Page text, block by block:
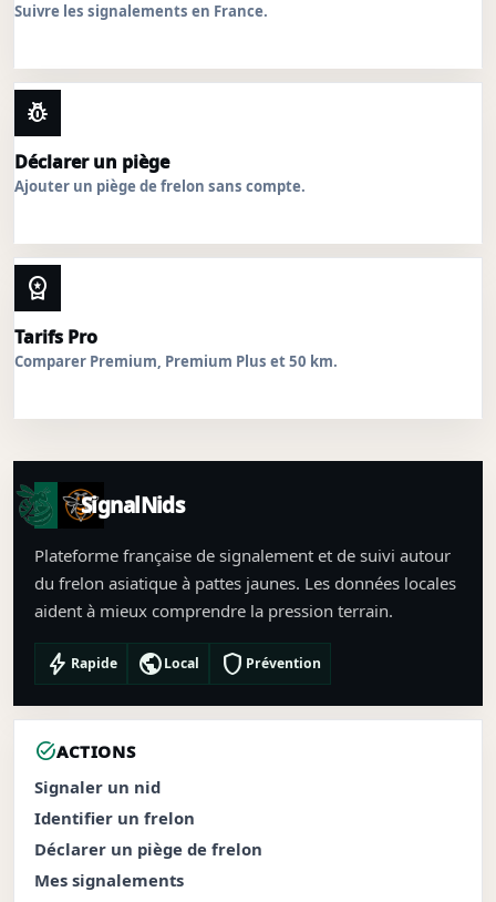
Suivre les signalements en France.
pest_control
Déclarer un piège
Ajouter un piège de frelon sans compte.
workspace_premium
Tarifs Pro
Comparer Premium, Premium Plus et 50 km.
SignalNids
Plateforme française de signalement et de suivi autour
du frelon asiatique à pattes jaunes. Les données locales
aident à mieux comprendre la pression terrain.
bolt Rapide publicLocal shield Prévention
task_altACTIONS
Signaler un nid
Identifier un frelon
Déclarer un piège de frelon
Mes signalements